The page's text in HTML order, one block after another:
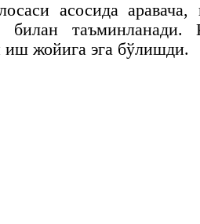
асосида
билан таъминланади.
иш жойига эга бўлишди.